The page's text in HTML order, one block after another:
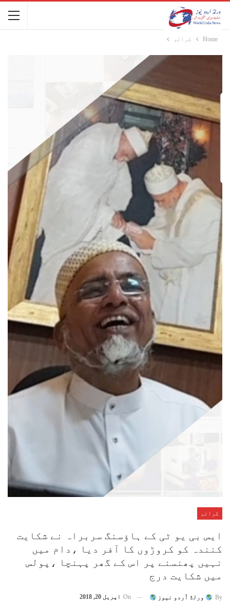
Home کرائم
کرائم
ایس بی یو ٹی کے ہاؤسنگ سربراہ نے شکایت
کنندہ کو کروڑوں کا آفر دیا ،دام میں
نہیں پھنسنے پر اس کے گھر پہنچا ،پولس
میں شکایت درج
By ورلڈ اُردو نیوز On اپریل 20, 2018